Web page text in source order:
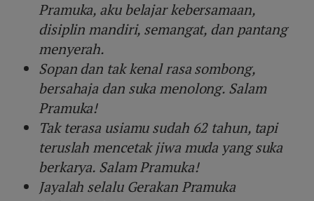
Pramuka, aku belajar kebersamaan,
disiplin mandiri, semangat, dan pantang
menyerah.
Sopan dan tak kenal rasa sombong,
bersahaja dan suka menolong. Salam
Pramuka!
Tak terasa usiamu sudah 62 tahun, tapi
teruslah mencetak jiwa muda yang suka
berkarya. Salam Pramuka!
Jayalah selalu Gerakan Pramuka